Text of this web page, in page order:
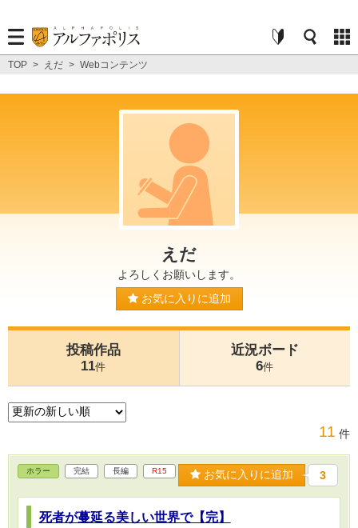
TOP > えだ > Webコンテンツ
えだ
よろしくお願いします。
お気に入りに追加
投稿作品
11件
近況ボード
6件
11 件
ホラー 完結 長編 R15 お気に入りに追加 3
死者が蔓延る美しい世界で【完】